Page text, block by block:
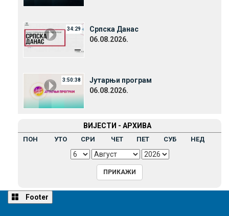
34:29
Српска Данас
06.08.2026.
3:50:38
Јутарњи програм
06.08.2026.
ВИЈЕСТИ - АРХИВА
ПОН УТО СРИ ЧЕТ ПЕТ СУБ НЕД
Footer